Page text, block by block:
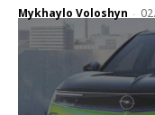
Mykhaylo Voloshyn -